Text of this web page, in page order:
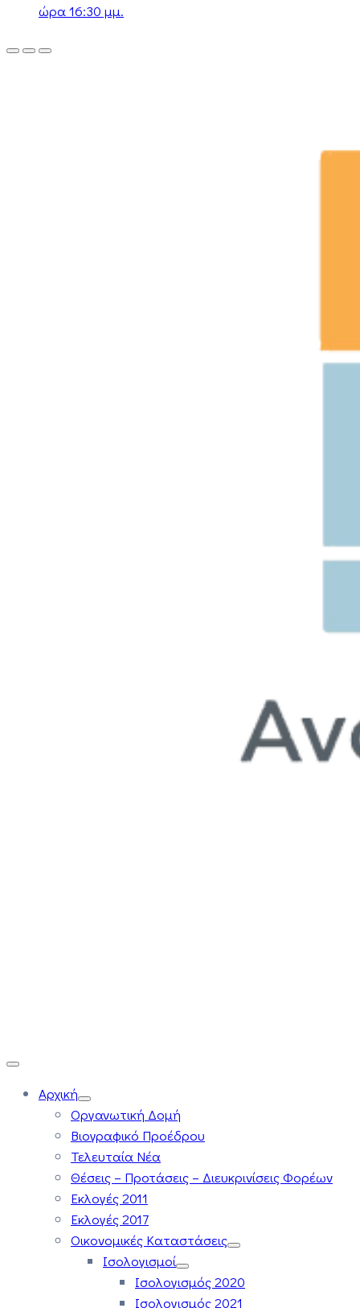
ώρα 16:30 μμ.
Αρχική
Οργανωτική Δομή
Βιογραφικό Προέδρου
Τελευταία Νέα
Θέσεις – Προτάσεις – Διευκρινίσεις Φορέων
Εκλογές 2011
Εκλογές 2017
Οικονομικές Καταστάσεις
Ισολογισμοί
Ισολογισμός 2020
Ισολογισμός 2021